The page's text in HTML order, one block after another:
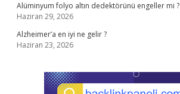
Alüminyum folyo altın dedektörünü engeller mi ?
Haziran 29, 2026
Alzheimer’a en iyi ne gelir ?
Haziran 23, 2026